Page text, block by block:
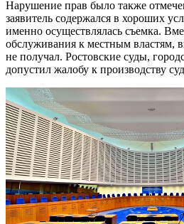
Нарушение прав было также
заявитель содержался в хороших
именно осуществлялась съемка.
обслуживания к местным властям,
не получал. Ростовские суды,
допустил жалобу к производству